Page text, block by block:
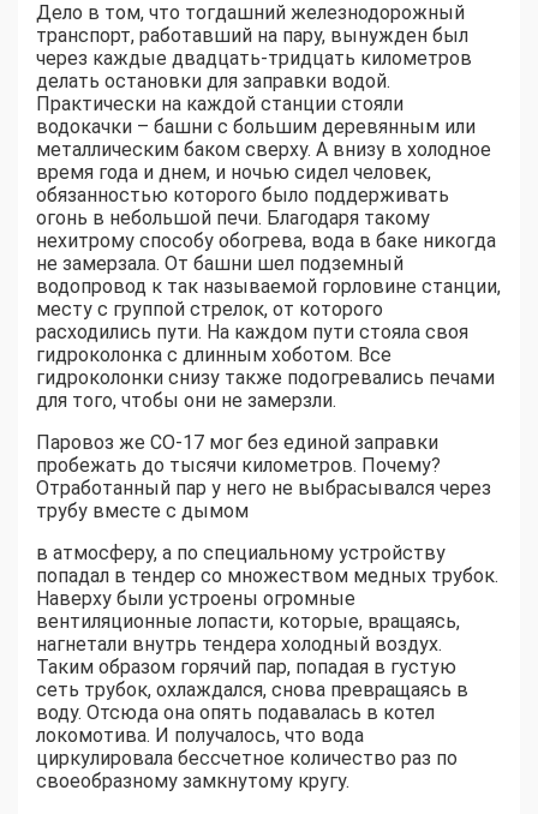
Дело в том, что тогдашний железнодорожный
транспорт, работавший на пару, вынужден был
через каждые двадцать-тридцать километров
делать остановки для заправки водой.
Практически на каждой станции стояли
водокачки – башни с большим деревянным или
металлическим баком сверху. А внизу в холодное
время года и днем, и ночью сидел человек,
обязанностью которого было поддерживать
огонь в небольшой печи. Благодаря такому
нехитрому способу обогрева, вода в баке никогда
не замерзала. От башни шел подземный
водопровод к так называемой горловине станции,
месту с группой стрелок, от которого
расходились пути. На каждом пути стояла своя
гидроколонка с длинным хоботом. Все
гидроколонки снизу также подогревались печами
для того, чтобы они не замерзли.
Паровоз же СО-17 мог без единой заправки
пробежать до тысячи километров. Почему?
Отработанный пар у него не выбрасывался через
трубу вместе с дымом
в атмосферу, а по специальному устройству
попадал в тендер со множеством медных трубок.
Наверху были устроены огромные
вентиляционные лопасти, которые, вращаясь,
нагнетали внутрь тендера холодный воздух.
Таким образом горячий пар, попадая в густую
сеть трубок, охлаждался, снова превращаясь в
воду. Отсюда она опять подавалась в котел
локомотива. И получалось, что вода
циркулировала бессчетное количество раз по
своеобразному замкнутому кругу.